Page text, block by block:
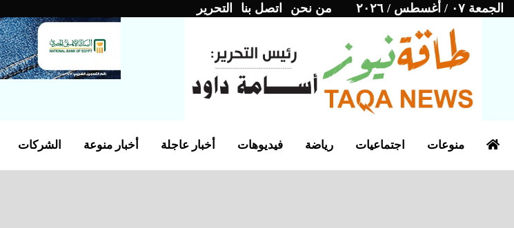
الجمعة ٠٧ / أغسطس / ٢٠٢٦ من نحن اتصل بنا التحرير
الشركات أخبار منوعة أخبار عاجلة فيديوهات رياضة اجتماعيات منوعات